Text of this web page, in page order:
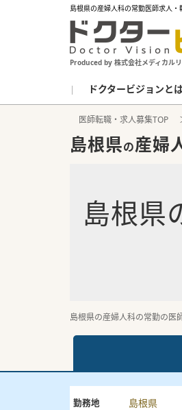
島根県の産婦人科の常勤医師求人・
Produced by 株式会社メディカル
ドクタービジョンと
医師転職・求人募集TOP
島根県の産婦
島根県
島根県の産婦人科の常勤の医
勤務地 島根県